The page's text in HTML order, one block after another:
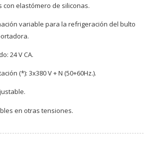
con elastómero de siliconas.
variable para la refrigeración del bulto
24 V CA.
(*): 3x380 V + N (50+60Hz.).
en otras tensiones.